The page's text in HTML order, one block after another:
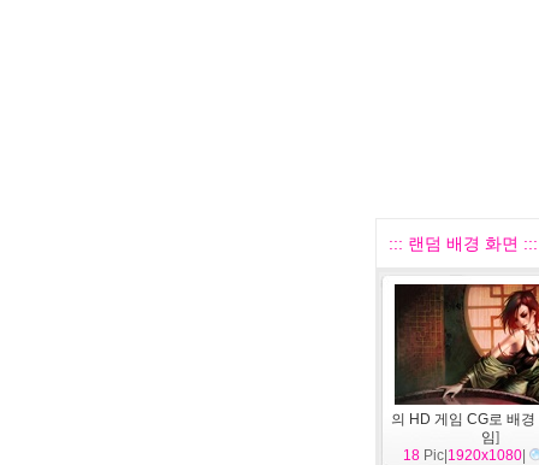
::: 랜덤 배경 화면 :::
의 HD 게임 CG로 배경
임]
18 Pic| 1920x1080